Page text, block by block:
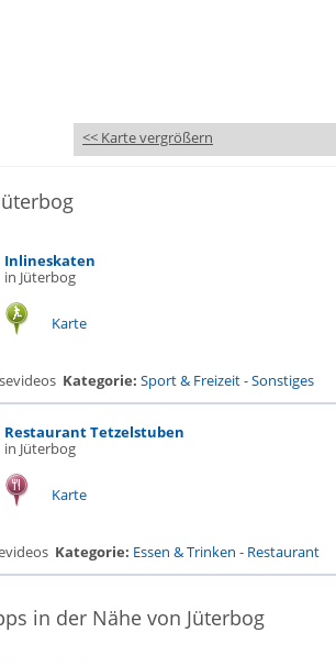
<< Karte vergrößern
Inlineskaten
in Jüterbog
Karte
Kategorie: Sport & Freizeit-Sonstiges
Restaurant Tetzelstuben
in Jüterbog
Karte
Kategorie: Essen & Trinken - Restaurant
in der Nähe von Jüterbog